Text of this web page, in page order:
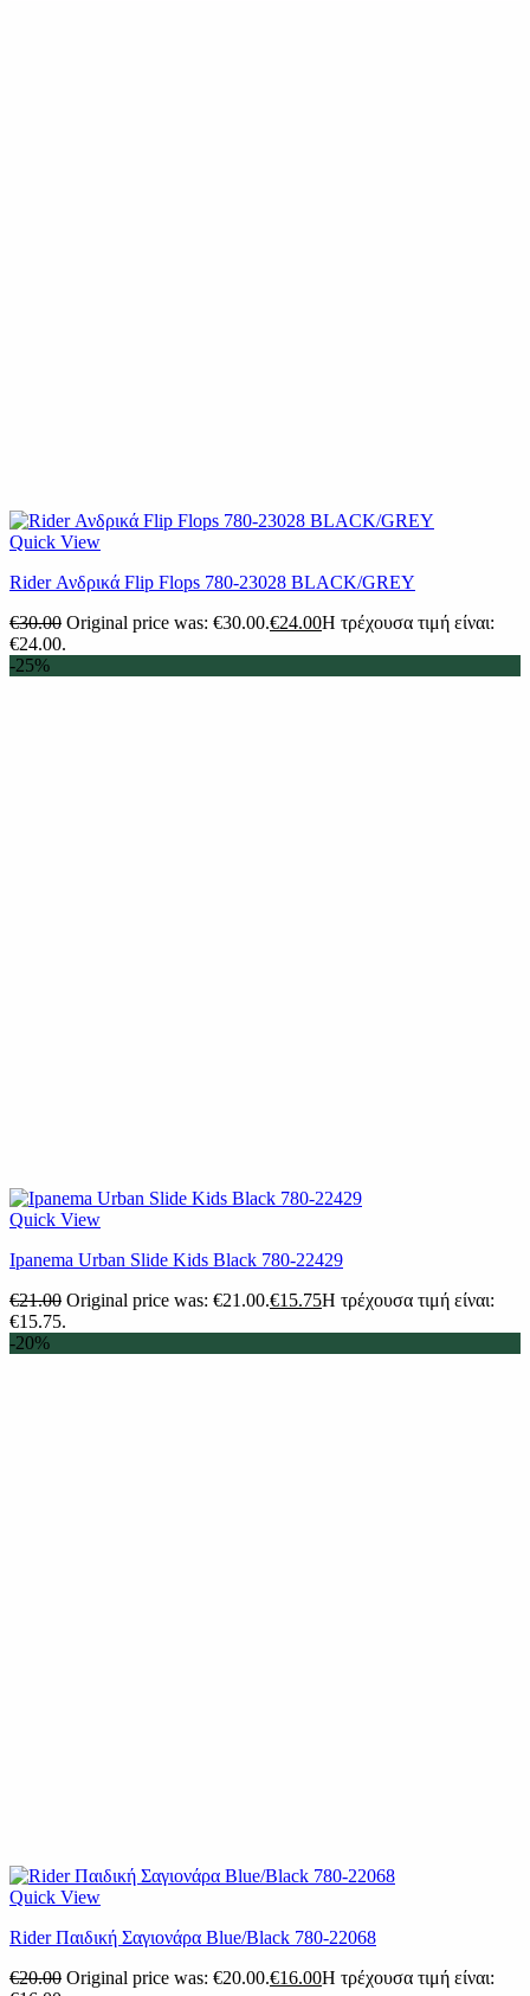
Quick View
Rider Ανδρικά Flip Flops 780-23028 BLACK/GREY
€30.00 Original price was: €30.00.€24.00Η τρέχουσα τιμή είναι:
€24.00.
-25%
Quick View
Ipanema Urban Slide Kids Black 780-22429
€21.00 Original price was: €21.00.€15.75Η τρέχουσα τιμή είναι:
€15.75.
-20%
Quick View
Rider Παιδική Σαγιονάρα Blue/Black 780-22068
€20.00 Original price was: €20.00.€16.00Η τρέχουσα τιμή είναι: